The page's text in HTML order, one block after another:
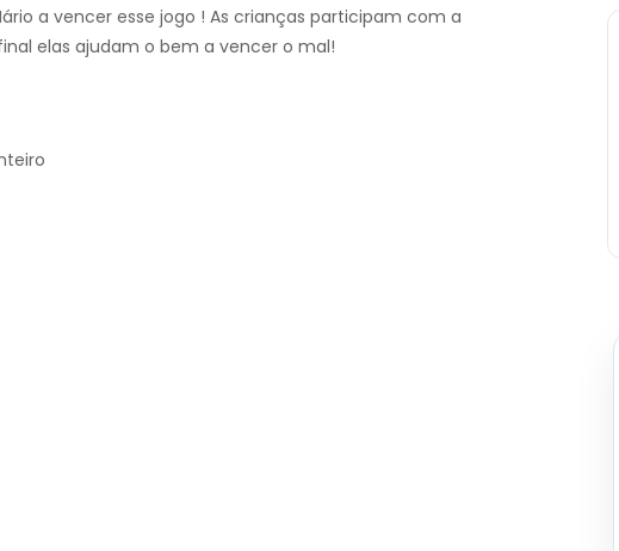
a vencer esse jogo ! As crianças participam com a
elas ajudam o bem a vencer o mal!